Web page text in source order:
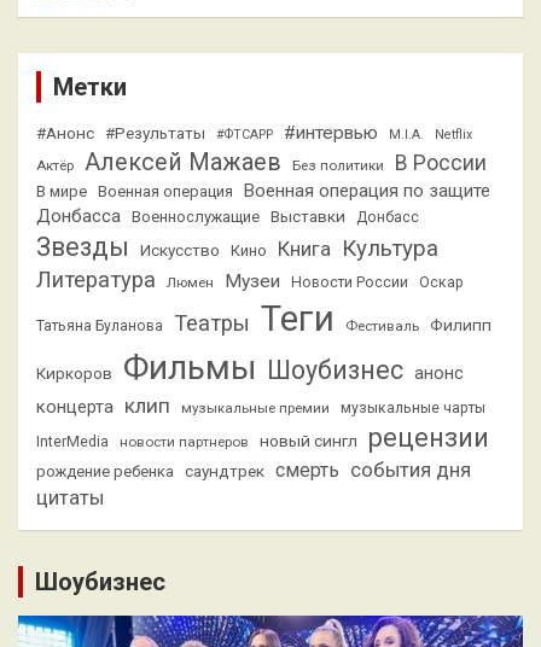
Метки
#Анонс #Результаты #ФТСАРР #интервью M.I.A. Netflix
Актёр Алексей Мажаев Без политики В России
В мире Военная операция
Военная операция по защите
Донбасса Военнослужащие Выставки Донбасс
Звезды Искусство Кино Книга Культура
Литература Люмен Музеи Новости России Оскар
Татьяна Буланова Театры Теги Фестиваль Филипп
Киркоров Фильмы Шоубизнес анонс
концерта клип музыкальные премии
музыкальные чарты
InterMedia
новости партнеров новый сингл рецензии
рождение ребенка саундтрек смерть события дня
цитаты
Шоубизнес